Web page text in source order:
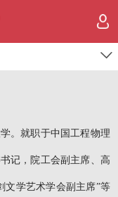
。就职于中国工程物理
记，院工会副主席、高
文学艺术学会副主席”等